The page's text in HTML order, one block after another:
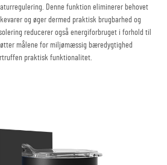
Denne funktion eliminerer behovet
og øger dermed praktisk brugbarhed og
reducerer også energiforbruget i forhold til
målene for miljømæssig bæredygtighed
praktisk funktionalitet.